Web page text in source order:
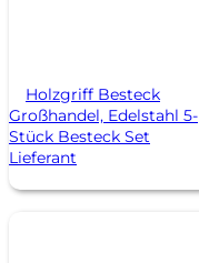
Holzgriff Besteck
Großhandel, Edelstahl 5-
Stück Besteck Set
Lieferant